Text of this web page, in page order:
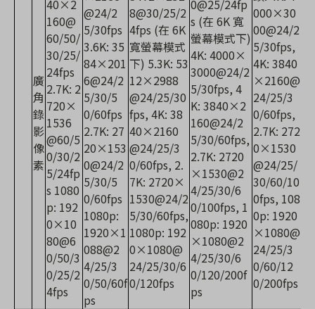
廣
角
錄
影
像
素
40×2
160@
60/50/
30/25/
24fps
2.7K: 2
720×
1536
@60/5
0/30/2
5/24fp
s 1080
p: 192
0×10
80@6
0/50/3
0/25/2
4fps
@24/2
5/30fps
3.6K: 35
84×201
6@24/2
5/30/5
0/60fps
2.7K: 27
20×153
0@24/2
5/30/5
0/60fps
1080p:
1920×1
088@2
4/25/3
0/50/60f
ps
8@30/25/2
4fps (在 6K
寬螢幕模式
下) 5.3K: 53
12×2988
@24/25/30
fps, 4K: 38
40×2160
@24/25/3
0/60fps, 2.
7K: 2720×
1530@24/2
5/30/60fps,
1080p: 192
0×1080@
24/25/30/6
0/120fps
0@25/24fp
s (在 6K 寬
螢幕模式下)
4K: 4000×
3000@24/2
5/30fps, 4
K: 3840×2
160@24/2
5/30/60fps,
2.7K: 2720
×1530@2
4/25/30/6
0/100fps, 1
080p: 1920
×1080@2
4/25/30/6
0/120/200f
ps
000×30
00@24/2
5/30fps,
4K: 3840
×2160@
24/25/3
0/60fps,
2.7K: 272
0×1530
@24/25/
30/60/10
0fps, 108
0p: 1920
×1080@
24/25/3
0/60/12
0/200fps